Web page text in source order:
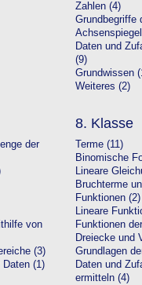
Zahlen (4)
Grundbegriffe
Daten und
(9)
Grundwissen
Weiteres (2)
der
von
(3)
Daten (1)
8. Klasse
Terme (11)
Binomische
Lineare
Bruchterme
Funktionen (2)
Lineare
Funktionen
Dreiecke und
Grundlagen
Daten und
ermitteln (4)